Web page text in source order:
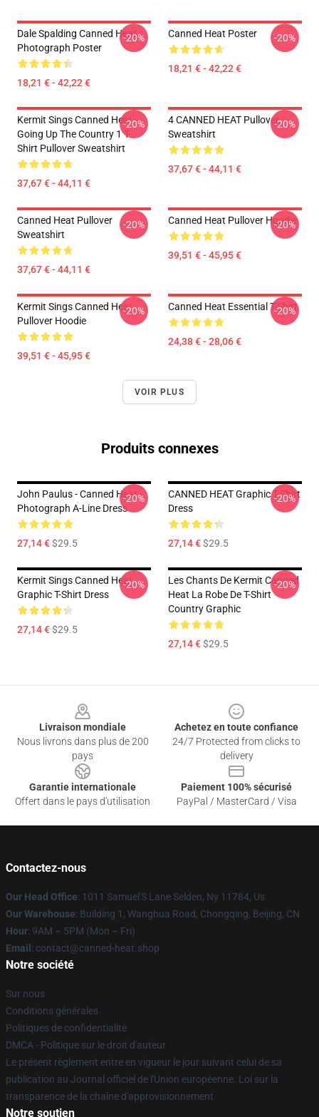
Dale Spalding Canned Heat
Photograph Poster
18,21 € - 42,22 €
-20% Canned Heat Poster
18,21 € - 42,22 €
-20%
Kermit Sings Canned Heat -
Going Up The Country 1 T-
Shirt Pullover Sweatshirt
37,67 € - 44,11 €
-20%
4 CANNED HEAT Pullover
Sweatshirt
37,67 € - 44,11 €
-20%
Canned Heat Pullover
Sweatshirt
37,67 € - 44,11 €
-20% Canned Heat Pullover Hoodie
39,51 € - 45,95 €
-20%
Kermit Sings Canned Heat
Pullover Hoodie
39,51 € - 45,95 €
-20% Canned Heat Essential T-Shirt
24,38 € - 28,06 €
-20%
VOIR PLUS
Produits connexes
John Paulus - Canned Heat -
Photograph A-Line Dress
27,14 €$29.5
-20%
CANNED HEAT Graphic T-Shirt
Dress
27,14 €$29.5
-20%
Kermit Sings Canned Heat
Graphic T-Shirt Dress
27,14 €$29.5
-20%
Les Chants De Kermit Canned
Heat La Robe De T-Shirt
Country Graphic
27,14 €$29.5
-20%
Livraison mondiale
Nous livrons dans plus de 200
pays
Achetez en toute confiance
24/7 Protected from clicks to
delivery
Garantie internationale
Offert dans le pays d'utilisation
Paiement 100% sécurisé
PayPal / MasterCard / Visa
Contactez-nous
Our Head Office: 1011 Samuel'S Lane Selden, Ny 11784, Us
Our Warehouse: Building 1, Wanghua Road, Chongqing, Beijing, CN
Hour: 9AM – 5PM (Mon – Fri)
Email : contact@canned-heat.shop
Notre société
Sur nous
Conditions générales
Politiques de confidentialité
DMCA - Politique sur le droit d'auteur
Le présent règlement entre en vigueur le jour suivant celui de sa
publication au Journal officiel de l'Union européenne. Loi sur la
transparence de la chaîne d'approvisionnement
Notre soutien